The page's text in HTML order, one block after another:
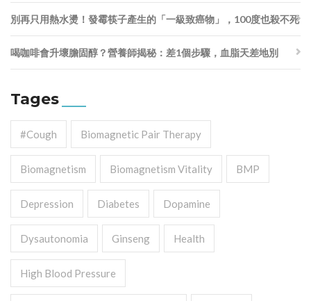
別再只用熱水燙！發霉筷子產生的「一級致癌物」，100度也殺不死
喝咖啡會升壞膽固醇？營養師揭秘：差1個步驟，血脂天差地別
Tages
#cough Biomagnetic Pair Therapy
Biomagnetism Biomagnetism Vitality BMP
Depression Diabetes Dopamine
Dysautonomia Ginseng Health
High Blood Pressure